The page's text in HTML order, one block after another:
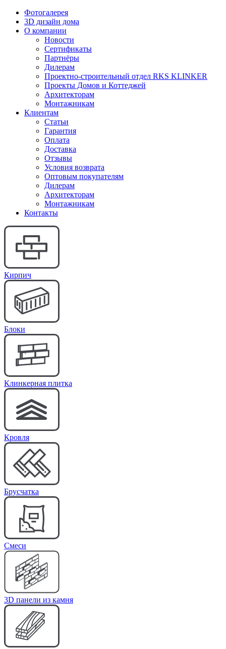
Фотогалерея
3D дизайн дома
О компании
Новости
Сертификаты
Партнёры
Дилерам
Проектно-строительный отдел RKS KLINKER
Проекты Домов и Коттеджей
Архитекторам
Монтажникам
Клиентам
Статьи
Гарантия
Оплата
Доставка
Отзывы
Условия возврата
Оптовым покупателям
Дилерам
Архитекторам
Монтажникам
Контакты
Кирпич
Блоки
Клинкерная плитка
Кровля
Брусчатка
Cмеси
3D панели из камня